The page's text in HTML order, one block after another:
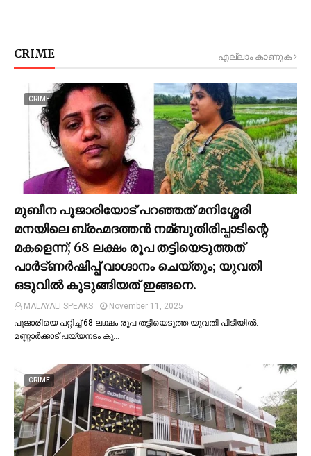
CRIME എല്ലാം കാണുക
CRIME
മുബീന പൂജാരിയോട് പറഞ്ഞത് മനിശ്ശേരി
മനയിലെ ബ്രഹ്മദത്തൻ നമ്ബൂതിരിപ്പാടിന്റെ
മകളെന്ന്; 68 ലക്ഷം രൂപ തട്ടിയെടുത്തത്
പാര്‍ട്ണര്‍ഷിപ്പ് വാഗ്ദാനം ചെയ്തും; യുവതി
ഒടുവില്‍ കുടുങ്ങിയത് ഇങ്ങനെ.
MALAYALI SPEAKS
November 11, 2025
പൂജാരിയെ പറ്റിച്ച്‌ 68 ലക്ഷം രൂപ തട്ടിയെടുത്ത യുവതി പിടിയില്‍.
മണ്ണാർക്കാട് പയ്യനടം കു…
CRIME